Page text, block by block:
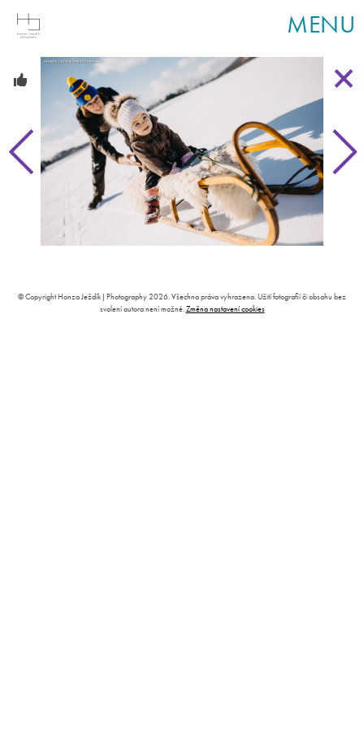
MENU
© Copyright Honza Ježdík | Photography 2026. Všechna práva vyhrazena. Užití fotografií či obsahu bez
svolení autora není možné.Změna nastavení cookies